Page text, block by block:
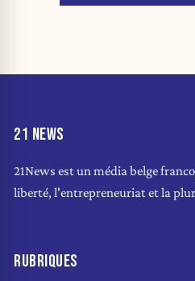
21 NEWS
21News est un média belge
liberté, l'entrepreneuriat et la
RUBRIQUES